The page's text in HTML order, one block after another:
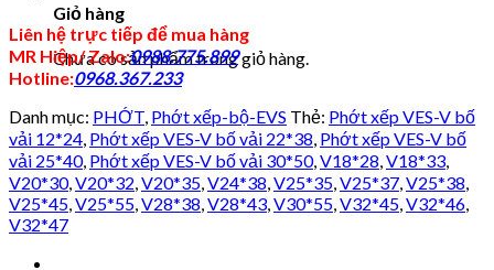
Giỏ hàng
Chưa có sản phẩm trong giỏ hàng.
Liên hệ trực tiếp để mua hàng
MR Hiệp/ Zalo:0988.775.899
Hotline:0968.367.233
Danh mục: PHỚT, Phớt xếp-bộ-EVS Thẻ: Phớt xếp VES-V bố
vải 12*24, Phớt xếp VES-V bố vải 22*38, Phớt xếp VES-V bố
vải 25*40, Phớt xếp VES-V bố vải 30*50,V18*28,V18*33,
V20*30,V20*32,V20*35,V24*38,V25*35,V25*37,V25*38,
V25*45,V25*55,V28*38,V28*43,V30*55,V32*45,V32*46,
V32*47